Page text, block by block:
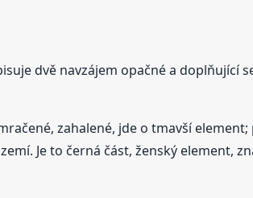
dvě navzájem opačné a doplňující
zahalené, jde o tmavší
Je to černá část, ženský element,